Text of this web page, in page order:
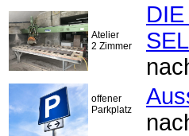
Atelier
2 Zimmer
offener
Parkplatz